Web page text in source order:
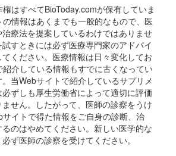
はすべてBioToday.comが保有していま
情報はあくまでも一般的なもので、医
療法を提案しているわけではありませ
すときには必ず医療専門家のアドバイ
ください。医療情報は日々変化してお
紹介している情報もすでに古くなってい
当Webサイトで紹介しているサプリメ
ずしも厚生労働省によって適切に評価
せん。したがって、医師の診察をうけ
イトで得た情報をご自身の診断、治
のはやめてください。新しい医学的な
ず医師の診察を受けてください。